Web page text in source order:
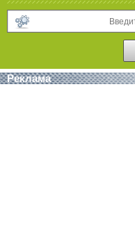
Реклама